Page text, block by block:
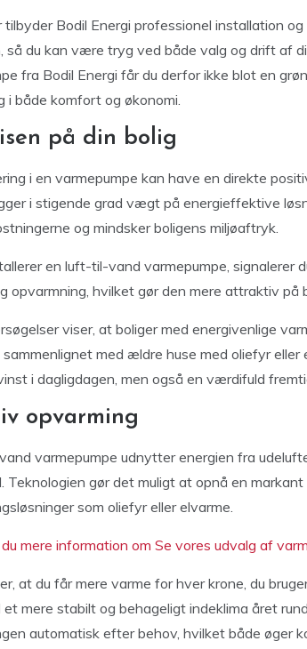
tilbyder Bodil Energi professionel installation
så du kan være tryg ved både valg og drift af
fra Bodil Energi får du derfor ikke blot en
i både komfort og økonomi.
på din bolig
i en varmepumpe kan have en direkte
i stigende grad vægt på energieffektive
og mindsker boligens miljøaftryk.
en luft-til-vand varmepumpe, signalerer
opvarmning, hvilket gør den mere attraktiv på
viser, at boliger med energivenlige
sammenlignet med ældre huse med oliefyr eller
i dagligdagen, men også en værdifuld
opvarming
varmepumpe udnytter energien fra
Teknologien gør det muligt at opnå en
som oliefyr eller elvarme.
mere information om Se vores udvalg af
at du får mere varme for hver krone, du
et mere stabilt og behageligt indeklima året
automatisk efter behov, hvilket både øger